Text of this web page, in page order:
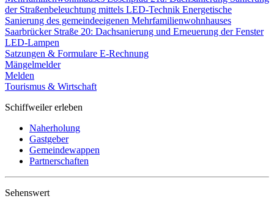
der Straßenbeleuchtung mittels LED-Technik Energetische
Sanierung des gemeindeeigenen Mehrfamilienwohnhauses
Saarbrücker Straße 20: Dachsanierung und Erneuerung der Fenster
LED-Lampen
Satzungen & Formulare E-Rechnung
Mängelmelder
Melden
Tourismus & Wirtschaft
Schiffweiler erleben
Naherholung
Gastgeber
Gemeindewappen
Partnerschaften
Sehenswert